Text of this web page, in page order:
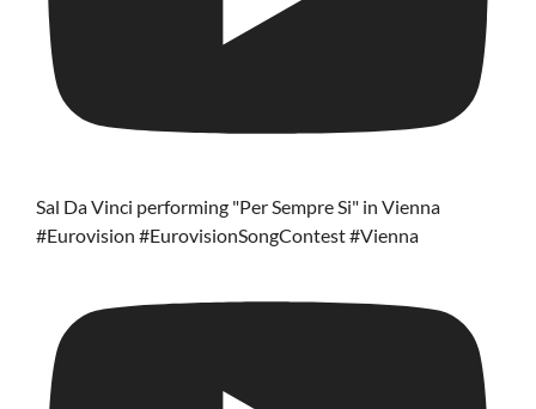
Sal Da Vinci performing "Per Sempre Si" in Vienna
#Eurovision #EurovisionSongContest #Vienna